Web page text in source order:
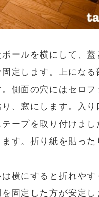
ールを横にして、蓋
定します。上になる
側面の穴にはセロフ
り、窓にします。入
ープを取り付けまし
す。折り紙を貼っ
横にすると折れやす
固定した方が安定し